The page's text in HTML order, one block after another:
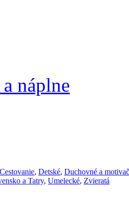
náplne
Cestovanie, Detské, Duchovné a
a Tatry, Umelecké, Zvieratá